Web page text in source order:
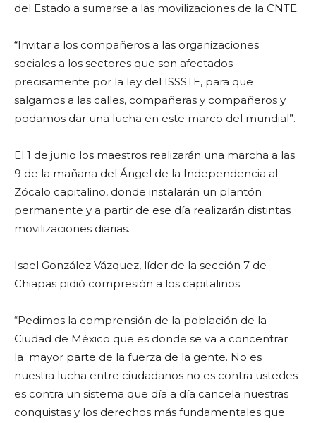
del Estado a sumarse a las movilizaciones de la CNTE.
“Invitar a los compañeros a las organizaciones
sociales a los sectores que son afectados
precisamente por la ley del ISSSTE, para que
salgamos a las calles, compañeras y compañeros y
podamos dar una lucha en este marco del mundial”.
El 1 de junio los maestros realizarán una marcha a las
9 de la mañana del Ángel de la Independencia al
Zócalo capitalino, donde instalarán un plantón
permanente y a partir de ese día realizarán distintas
movilizaciones diarias.
Isael González Vázquez, líder de la sección 7 de
Chiapas pidió compresión a los capitalinos.
“Pedimos la comprensión de la población de la
Ciudad de México que es donde se va a concentrar
la mayor parte de la fuerza de la gente. No es
nuestra lucha entre ciudadanos no es contra ustedes
es contra un sistema que día a día cancela nuestras
conquistas y los derechos más fundamentales que